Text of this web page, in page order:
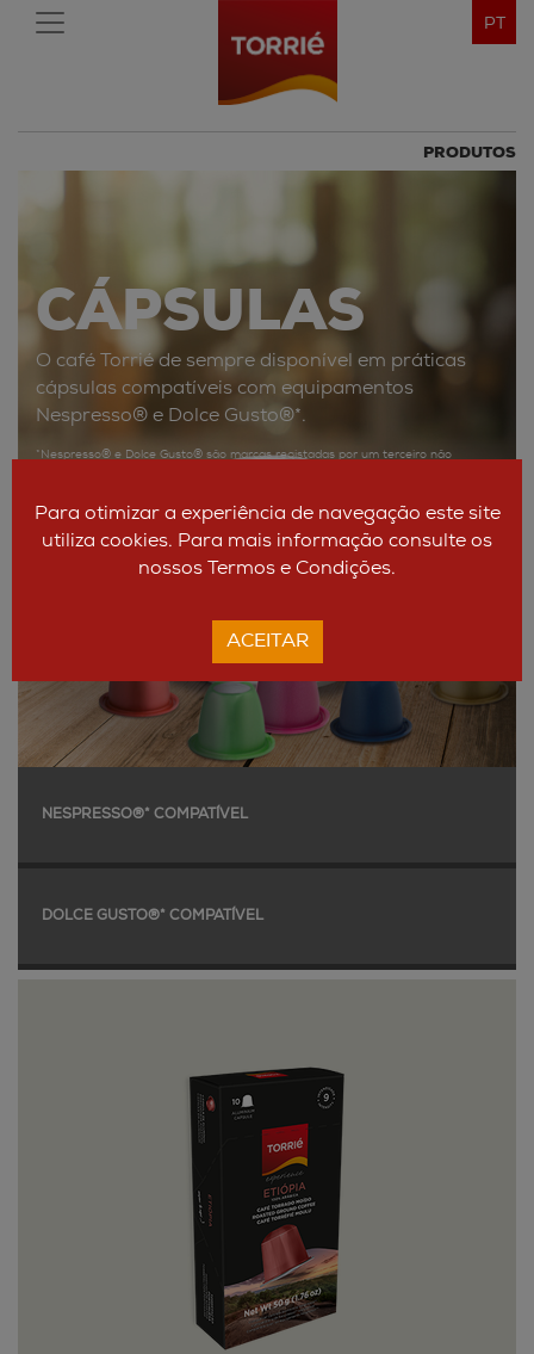
PT
PRODUTOS
CÁPSULAS
O café Torrié de sempre disponível em práticas
cápsulas compatíveis com equipamentos
Nespresso® e Dolce Gusto®*.
*Nespresso® e Dolce Gusto® são marcas registadas por um terceiro não
NESPRESSO®* COMPATÍVEL
DOLCE GUSTO®* COMPATÍVEL
Para otimizar a experiência de navegação este site
utiliza cookies. Para mais informação consulte os
nossos Termos e Condições.
ACEITAR